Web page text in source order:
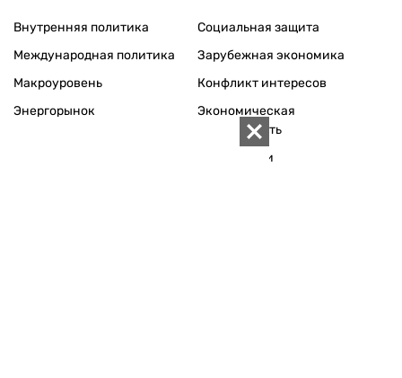
Внутренняя политика
Международная политика
Макроуровень
Энергорынок
Социальная защита
Зарубежная экономика
Конфликт интересов
Экономическая
безопасность
Персоналии